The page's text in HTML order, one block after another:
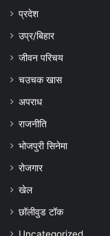
प्रदेश
उप्र/बिहार
जीवन परिचय
चउचक खास
अपराध
राजनीति
भोजपुरी सिनेमा
रोजगार
खेल
छॉलीवुड टॉक